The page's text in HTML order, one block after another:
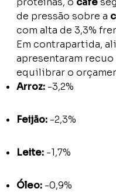
de pressão sobre a
com alta de 3,3%
Em contrapartida,
apresentaram
equilibrar o
Arroz: -3,2%
Feijão: -2,3%
Leite: -1,7%
Óleo: -0,9%